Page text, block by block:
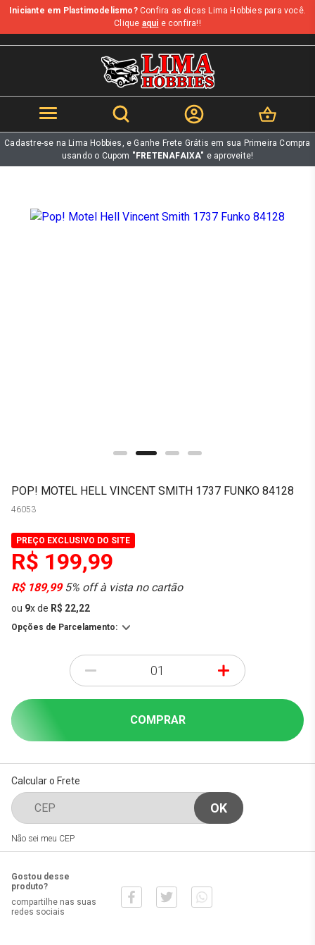
b
Iniciante em Plastimodelismo?Confira as dicas Lima Hobbies para você.
Clique aqui e confira!!
Cadastre-se na Lima Hobbies, e Ganhe Frete Grátis em sua Primeira Compra
usando o Cupom "FRETENAFAIXA" e aproveite!
POP! MOTEL HELL VINCENT SMITH 1737 FUNKO 84128
46053
PREÇO EXCLUSIVO DO SITE
R$ 199,99
R$ 189,995% off à vista no cartão
ou 9xde R$ 22,22
Opções de Parcelamento:
- +
COMPRAR
Calcular o Frete
Não sei meu CEP
Gostou desse
produto?
compartilhe nas suas
redes sociais